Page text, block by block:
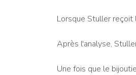
Lorsque Stuller reçoit
Après l'analyse,
Une fois que le